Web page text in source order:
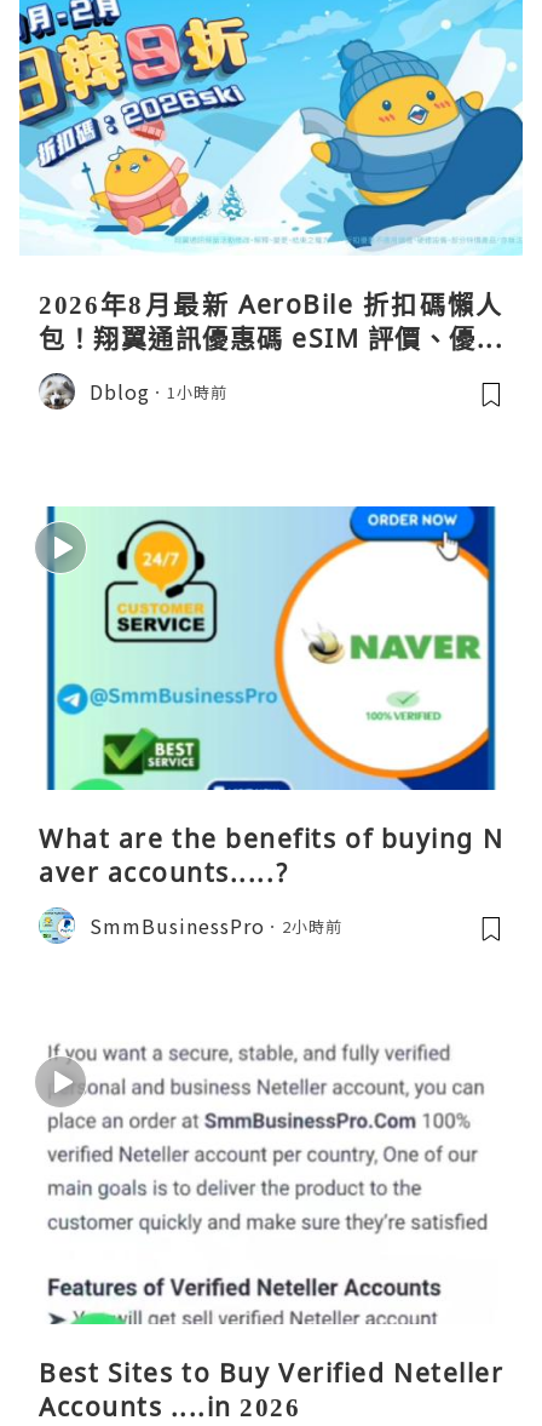
2026年8月最新 AeroBile 折扣碼懶人
包！翔翼通訊優惠碼 eSIM 評價、優缺
點、蝴蝶wifi機教學完整整理
Dblog 1小時前
What are the benefits of buying N
aver accounts.....?
SmmBusinessPro 2小時前
Best Sites to Buy Verified Neteller
Accounts ....in 2026